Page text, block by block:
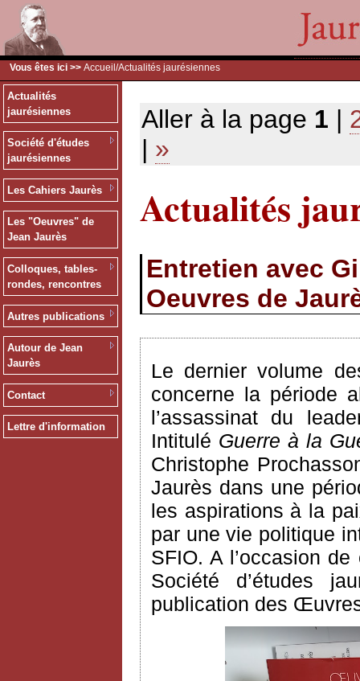
Vous êtes ici >> Accueil /Actualités jaurésiennes
Actualités
jaurésiennes
Société d'études
jaurésiennes
Les Cahiers Jaurès
Les "Oeuvres" de
Jean Jaurès
Colloques, tables-
rondes, rencontres
Autres publications
Autour de Jean
Jaurès
Contact
Lettre d'information
Aller à la page 1 |
| »
Actualités
Entretien avec
Oeuvres de
Le dernier volume
concerne la période
l’assassinat du
Intitulé Guerre à la
Christophe
Jaurès dans une
les aspirations à la
par une vie politique
SFIO. A l’occasion
Société d’études
publication des